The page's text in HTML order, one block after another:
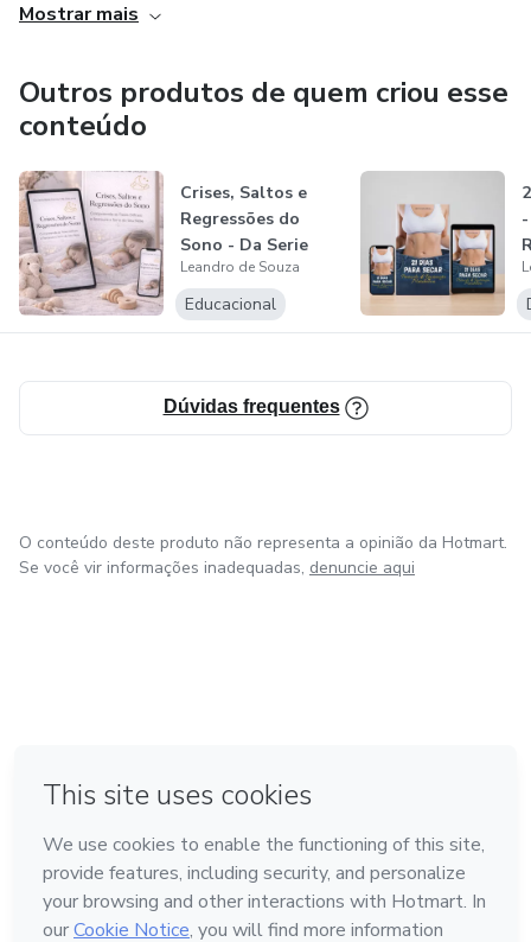
Sou apaixonado por vendas, gestão e desenvolvimento
mentalidade correta, qualquer pessoa pode alcançar o
sucesso, seja nos negócios ou na vida.
Mostrar mais
Outros produtos de quem criou esse
conteúdo
Crises, Saltos e
Regressões do
Sono - Da Serie
Bebê Dorme Mã...
Leandro de Souza
Educacional
Dúvidas frequentes
O conteúdo deste produto não representa a opinião da Hotmart.
Se você vir informações inadequadas, denuncie aqui
Feito com ❤ em Bogotá
Conheça a Hotmart